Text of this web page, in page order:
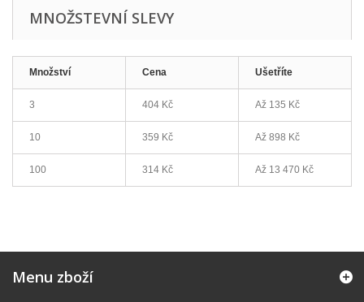
MNOŽSTEVNÍ SLEVY
Množství Cena Ušetříte
3 404 Kč Až 135 Kč
10 359 Kč Až 898 Kč
100 314 Kč Až 13 470 Kč
Menu zboží